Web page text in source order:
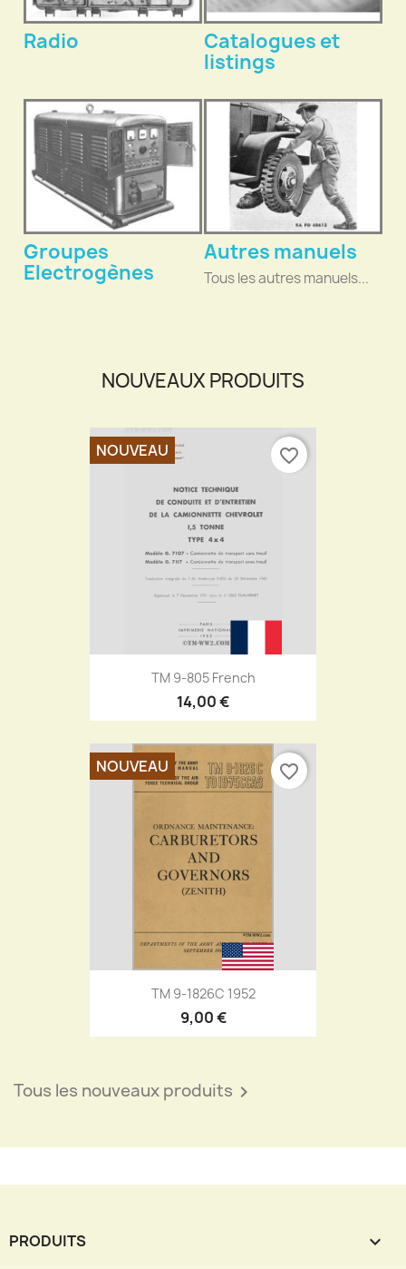
Radio Catalogues et
listings
Groupes
Electrogènes
Autres manuels
Tous les autres manuels...
NOUVEAUX PRODUITS
TM 9-805 French
14,00 €
NOUVEAU favorite_border
TM 9-1826C 1952
9,00 €
NOUVEAU favorite_border
Tous les nouveaux produits 
PRODUITS 